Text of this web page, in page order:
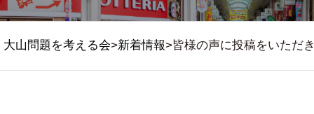
大山問題を考える会>新着情報>皆様の声に投稿をいただ